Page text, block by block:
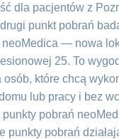
dla pacjentów z
punkt pobrań
neoMedica — nowa
25. To
osób, które chcą
lub pracy i bez
pobrań
punkty pobrań